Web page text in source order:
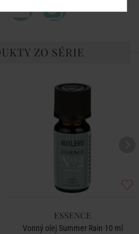
ZO SÉRIE
ESSENCE
Vonný olej Summer Rain 10 ml